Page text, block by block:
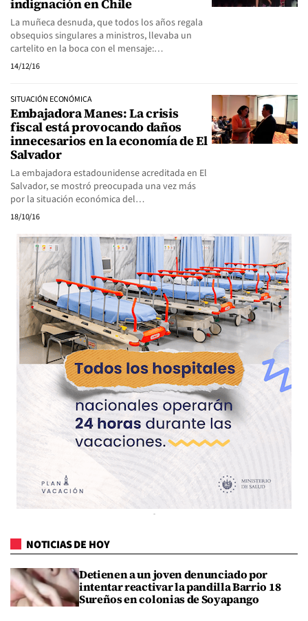
indignación en Chile
La muñeca desnuda, que todos los años regala
obsequios singulares a ministros, llevaba un
cartelito en la boca con el mensaje:…
14/12/16
SITUACIÓN ECONÓMICA
Embajadora Manes: La crisis
fiscal está provocando daños
innecesarios en la economía de El
Salvador
La embajadora estadounidense acreditada en El
Salvador, se mostró preocupada una vez más
por la situación económica del…
18/10/16
NOTICIAS DE HOY
Detienen a un joven denunciado por
intentar reactivar la pandilla Barrio 18
Sureños en colonias de Soyapango